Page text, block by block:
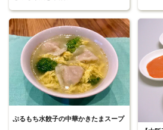
ぷるもち水餃子の中華かきたまスープ